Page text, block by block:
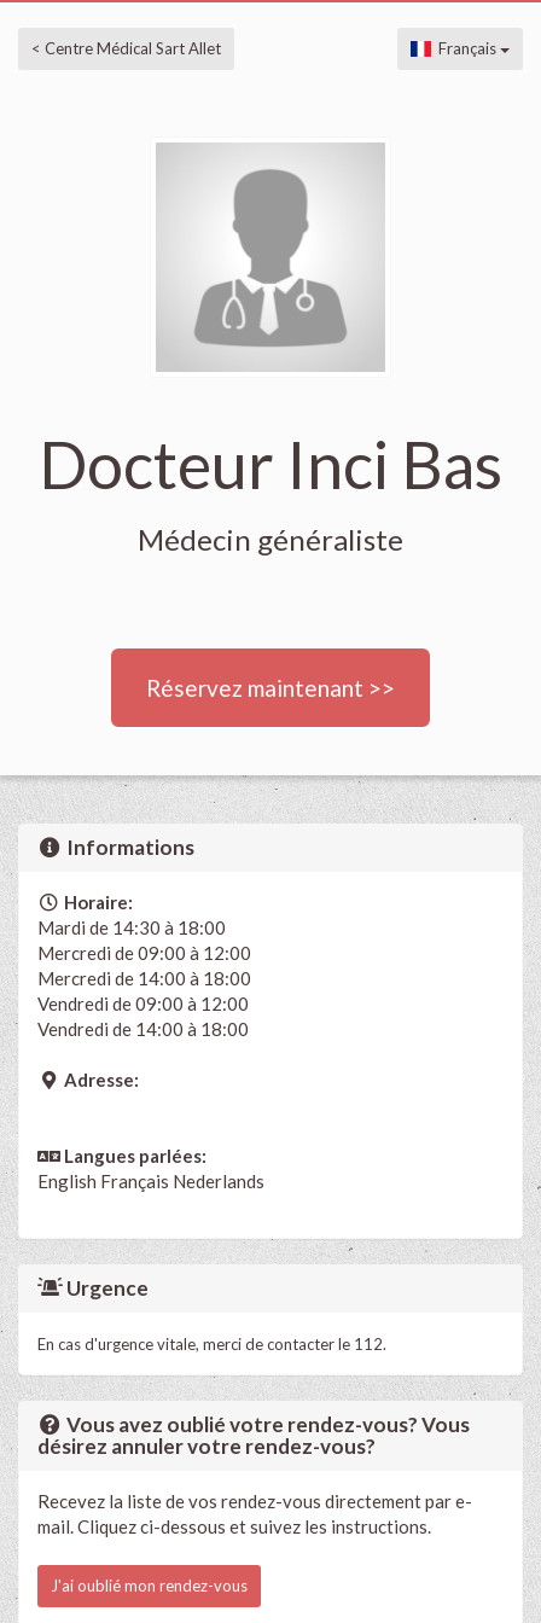
< Centre Médical Sart Allet Français
Docteur Inci Bas
Médecin généraliste
Réservez maintenant >>
Informations
Horaire:
Mardi de 14:30 à 18:00
Mercredi de 09:00 à 12:00
Mercredi de 14:00 à 18:00
Vendredi de 09:00 à 12:00
Vendredi de 14:00 à 18:00
Adresse:
Langues parlées:
English Français Nederlands
Urgence
En cas d'urgence vitale, merci de contacter le 112.
Vous avez oublié votre rendez-vous? Vous
désirez annuler votre rendez-vous?
Recevez la liste de vos rendez-vous directement par e-
mail. Cliquez ci-dessous et suivez les instructions.
J'ai oublié mon rendez-vous